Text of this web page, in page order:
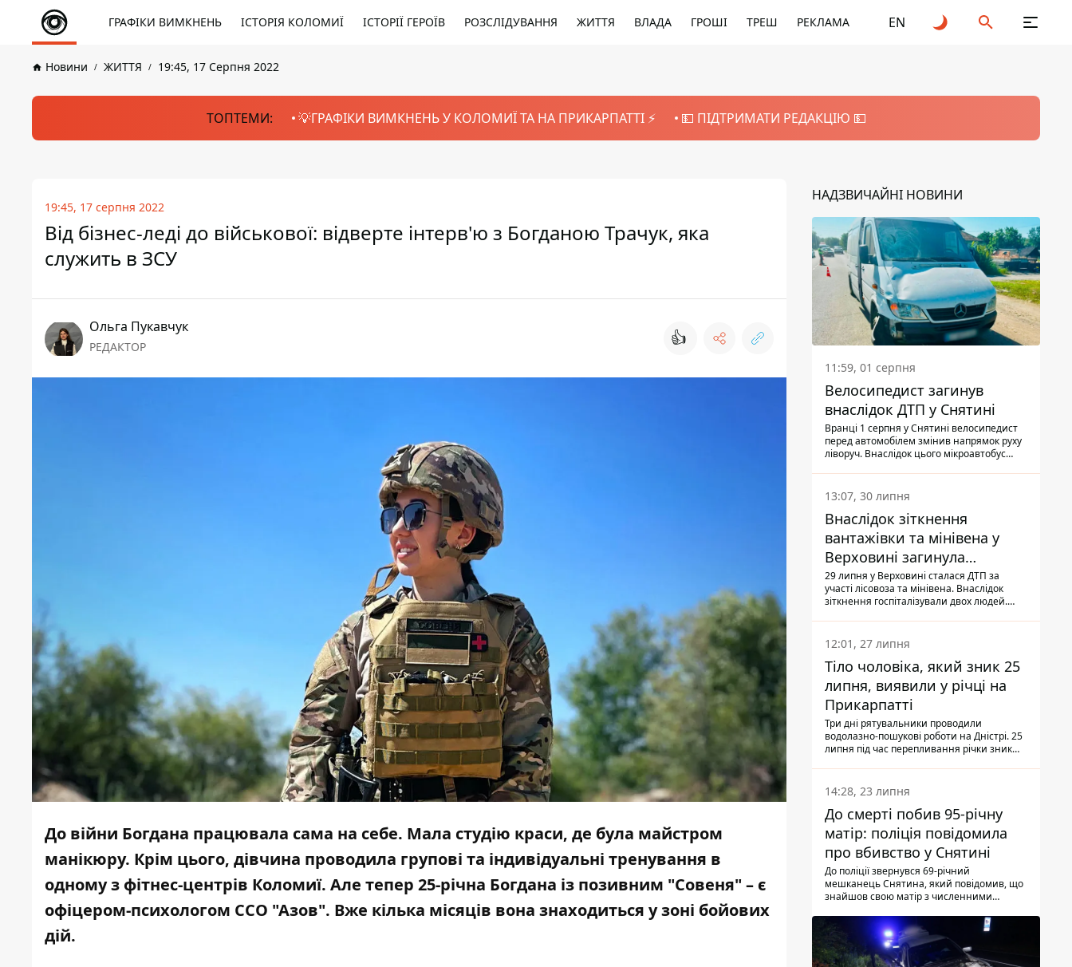
ГРАФІКИ ВИМКНЕНЬ ІСТОРІЯ КОЛОМИЇ ІСТОРІЇ ГЕРОЇВ РОЗСЛІДУВАННЯ ЖИТТЯ ВЛАДА ГРОШІ ТРЕШ РЕКЛАМА EN
Новини ЖИТТЯ 19:45, 17 Серпня 2022
ТОПТЕМИ: 💡ГРАФІКИ ВИМКНЕНЬ У КОЛОМИЇ ТА НА ПРИКАРПАТТІ ⚡️ 💵 ПІДТРИМАТИ РЕДАКЦІЮ 💵
19:45, 17 серпня 2022
Від бізнес-леді до військової: відверте інтерв'ю з Богданою Трачук, яка
служить в ЗСУ
Ольга Пукавчук
РЕДАКТОР 👍
До війни Богдана працювала сама на себе. Мала студію краси, де була майстром
манікюру. Крім цього, дівчина проводила групові та індивідуальні тренування в
одному з фітнес-центрів Коломиї. Але тепер 25-річна Богдана із позивним "Совеня" – є
офіцером-психологом ССО "Азов". Вже кілька місяців вона знаходиться у зоні бойових
дій.
НАДЗВИЧАЙНІ НОВИНИ
11:59, 01 серпня
Велосипедист загинув
внаслідок ДТП у Снятині
Вранці 1 серпня у Снятині велосипедист
перед автомобілем змінив напрямок руху
ліворуч. Внаслідок цього мікроавтобус
13:07, 30 липня
Внаслідок зіткнення
вантажівки та мінівена у
Верховині загинула
пасажирка, водійка - у
лікарні
29 липня у Верховині сталася ДТП за
участі лісовоза та мінівена. Внаслідок
зіткнення госпіталізували двох людей.
Також травми отримала водійка
автомобіля.
12:01, 27 липня
Тіло чоловіка, який зник 25
липня, виявили у річці на
Прикарпатті
Три дні рятувальники проводили
водолазно-пошукові роботи на Дністрі. 25
липня під час перепливання річки зник
виявили тіло.
14:28, 23 липня
До смерті побив 95-річну
матір: поліція повідомила
про вбивство у Снятині
До поліції звернувся 69-річний
мешканець Снятина, який повідомив, що
знайшов свою матір з численними
з'ясували правоохоронці, ці травми жінці
наніс її син.